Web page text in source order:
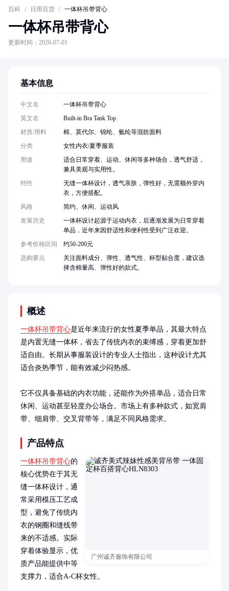
百科 / 日用百货 / 一体杯吊带背心
一体杯吊带背心
更新时间：2026-07-01
概述
一体杯吊带背心是近年来流行的女性夏季单品，其最大特点
是内置无缝一体杯，省去了传统内衣的束缚感，穿着更加舒
适自由。长期从事服装设计的专业人士指出，这种设计尤其
适合炎热季节，能有效减少闷热感。
它不仅具备基础的内衣功能，还能作为外搭单品，适合日常
休闲、运动甚至轻度办公场合。市场上有多种款式，如宽肩
带、细肩带、交叉背带等，满足不同风格需求。
产品特点
广州诚齐服饰有限公司
一体杯吊带背心的
核心优势在于其无
缝一体杯设计，通
常采用模压工艺成
型，避免了传统内
衣的钢圈和缝线带
来的不适感。实际
穿着体验显示，优
质产品能提供中等
支撑力，适合A-C杯女性。
基本信息
中文名
一体杯吊带背心
英文名
Built-in Bra Tank Top
材质/用料
棉、莫代尔、锦纶、氨纶等混纺面料
分类
女性内衣/夏季服装
用途
适合日常穿着、运动、休闲等多种场合，透气舒适，
兼具美观与实用性。
特性
无缝一体杯设计，透气亲肤，弹性好，无需额外穿内
衣，方便搭配。
风格
简约、休闲、运动风
发展历史
一体杯设计起源于运动内衣，后逐渐发展为日常穿着
单品，近年来因舒适性和便利性受到广泛欢迎。
参考价格区间
约50-200元
选购要点
关注面料成分、弹性、透气性、杯型贴合度，建议选
择含棉量高、弹性好的款式。